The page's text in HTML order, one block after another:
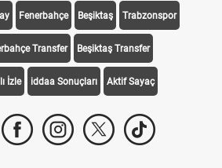
Fenerbahçe Beşiktaş Trabzonspor
Transfer Beşiktaş Transfer
İzle iddaa Sonuçları Aktif Sayaç